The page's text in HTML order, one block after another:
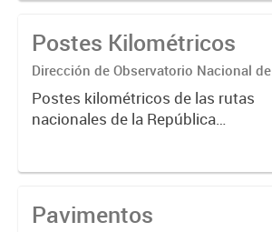
Postes Kilométricos
Dirección de Observatorio Nacional de
Transporte
Postes kilométricos de las rutas
nacionales de la República
Pavimentos